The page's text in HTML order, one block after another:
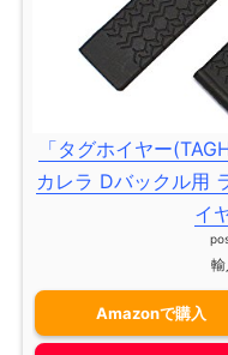
「タグホイヤー
カレラ Dバックル用
イ
Amazonで購入